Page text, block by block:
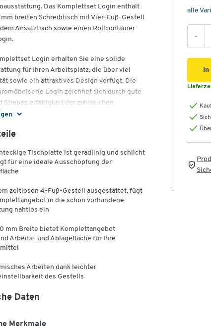
Das Komplettset Login enthält
breiten Schreibtisch mit Vier-Fuß-Gestell
Ansatztisch sowie einen Rollcontainer
Login erhalten Sie eine solide
für Ihren Arbeitsplatz, die über viel
sowie ein attraktives Design verfügt. Die
Login zeichnet sich durch gute
Strapazierfähigkeit der zahlreichen
aus, die Sie flexibel zusammenstellen und
aus 1800 mm breitem Schreibtisch und 1000
entsprechend wahlweise links-
zu einem Winkelschreibtisch aufbauen
Vier-Fuß-Gestell von
und Ansatztisch ist aus stabilem Stahl
gehalten. Bodenausgleichsschrauben
sorgen zusätzlich für sicheren Stand und
auf allen Möbeln, so auch auf
starken Tischplatten im Komplettset Login,
und ermöglicht eine leichte Reinigung der
enthält das Komplettset Login für Ihre
Tischplatte ist geradlinig und schlicht
für eine ideale Ausschöpfung der
zeitlosen 4-Fuß-Gestell ausgestattet, fügt
in die schon vorhandene
nahtlos ein
mm Breite bietet Komplettangebot
Arbeits- und Ablagefläche für Ihre
Arbeiten dank leichter
des Gestells
Daten
Merkmale
alle
-
In